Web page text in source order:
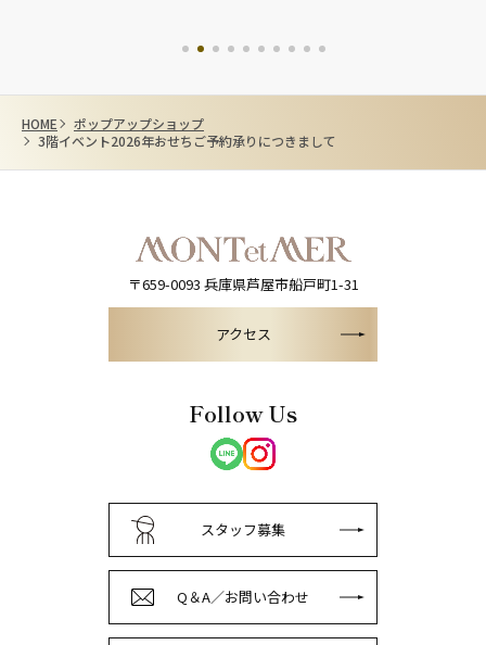
HOME
ポップアップショップ
3階イベント2026年おせちご予約承りにつきまして
〒659-0093 兵庫県芦屋市船戸町1-31
アクセス
Follow Us
スタッフ募集
Q＆A／お問い合わせ